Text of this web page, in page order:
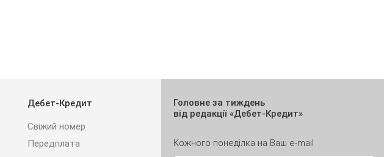
Дебет-Кредит
Свіжий номер
Передплата
Головне за тиждень
від редакції «Дебет-Кредит»
Кожного понеділка на Ваш e-mail